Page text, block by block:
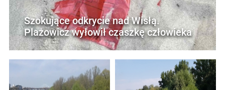
Szokujące odkrycie nad Wisłą.
Plażowicz wyłowił czaszkę człowieka